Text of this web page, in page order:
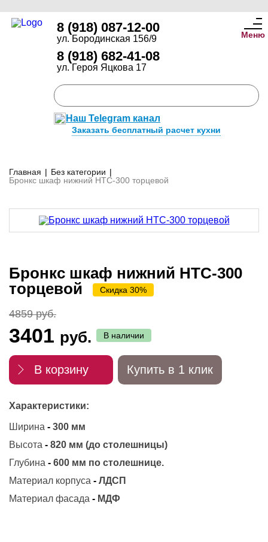
8 (918) 087-12-00
ул. Бородинская 156/9
8 (918) 682-41-08
ул. Героя Яцкова 17
Наш Telegram канал
Заказать бесплатный расчет кухни
Меню
Главная | Без категории |
Бронкс шкаф нижний НТС-300 торцевой
Бронкс шкаф нижний НТС-300
торцевой
Скидка 30%
4859 руб.
3401 руб. В наличии
В корзину Купить в 1 клик
Характеристики:
Ширина - 300 мм
Высота - 820 мм (до столешницы)
Глубина - 600 мм по столешнице.
Материал корпуса - ЛДСП
Материал фасада - МДФ